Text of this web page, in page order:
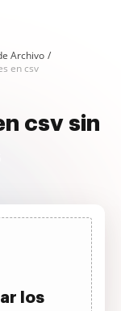
Archivo
en csv
csv sin
los